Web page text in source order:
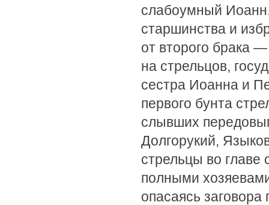
слабоумный
старшинства и
от второго брака
на стрельцов,
сестра Иоанна и
первого бунта
слывших
Долгорукий,
стрельцы во главе
полными
опасаясь заговора